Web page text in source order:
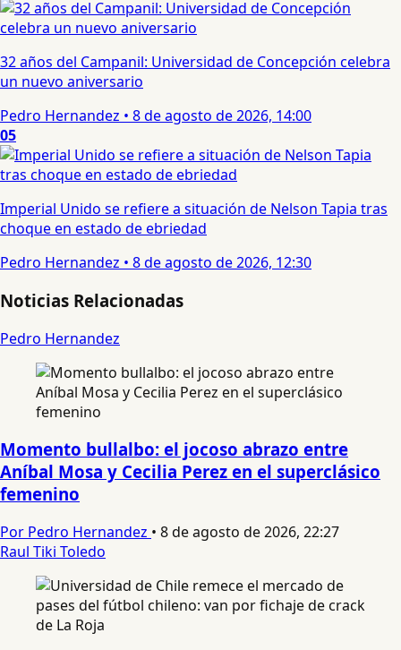
32 años del Campanil: Universidad de Concepción celebra
un nuevo aniversario
Pedro Hernandez • 8 de agosto de 2026, 14:00
05
Imperial Unido se refiere a situación de Nelson Tapia tras
choque en estado de ebriedad
Pedro Hernandez • 8 de agosto de 2026, 12:30
Noticias Relacionadas
Pedro Hernandez
Momento bullalbo: el jocoso abrazo entre
Aníbal Mosa y Cecilia Perez en el superclásico
femenino
Por Pedro Hernandez • 8 de agosto de 2026, 22:27
Raul Tiki Toledo